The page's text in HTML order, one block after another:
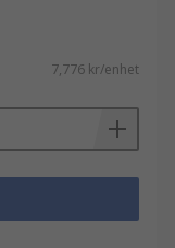
7,776 kr/enhet